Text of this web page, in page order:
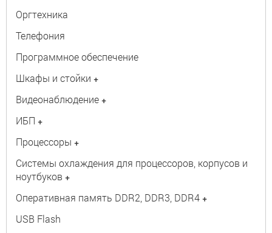
Оргтехника
Телефония
Программное обеспечение
Шкафы и стойки +
Видеонаблюдение +
ИБП +
Процессоры +
Системы охлаждения для процессоров, корпусов и
ноутбуков +
Оперативная память DDR2, DDR3, DDR4 +
USB Flash